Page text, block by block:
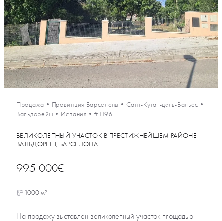
Продажа • Провинция Барселоны • Сант-Кугат-дель-Вальес •
Вальдорейш • Испания •#1196
ВЕЛИКОЛЕПНЫЙ УЧАСТОК В ПРЕСТИЖНЕЙШЕМ РАЙОНЕ
ВАЛЬДОРЕШ, БАРСЕЛОНА
995 000€
1000 м²
На продажу выставлен великолепный участок площадью